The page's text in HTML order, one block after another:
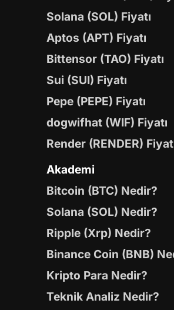
Solana (SOL) Fiyatı
Aptos (APT) Fiyatı
Bittensor (TAO) Fiyatı
Sui (SUI) Fiyatı
Pepe (PEPE) Fiyatı
dogwifhat (WIF) Fiyatı
Render (RENDER)
Akademi
Bitcoin (BTC) Nedir?
Solana (SOL) Nedir?
Ripple (Xrp) Nedir?
Binance Coin (BNB)
Kripto Para Nedir?
Teknik Analiz Nedir?